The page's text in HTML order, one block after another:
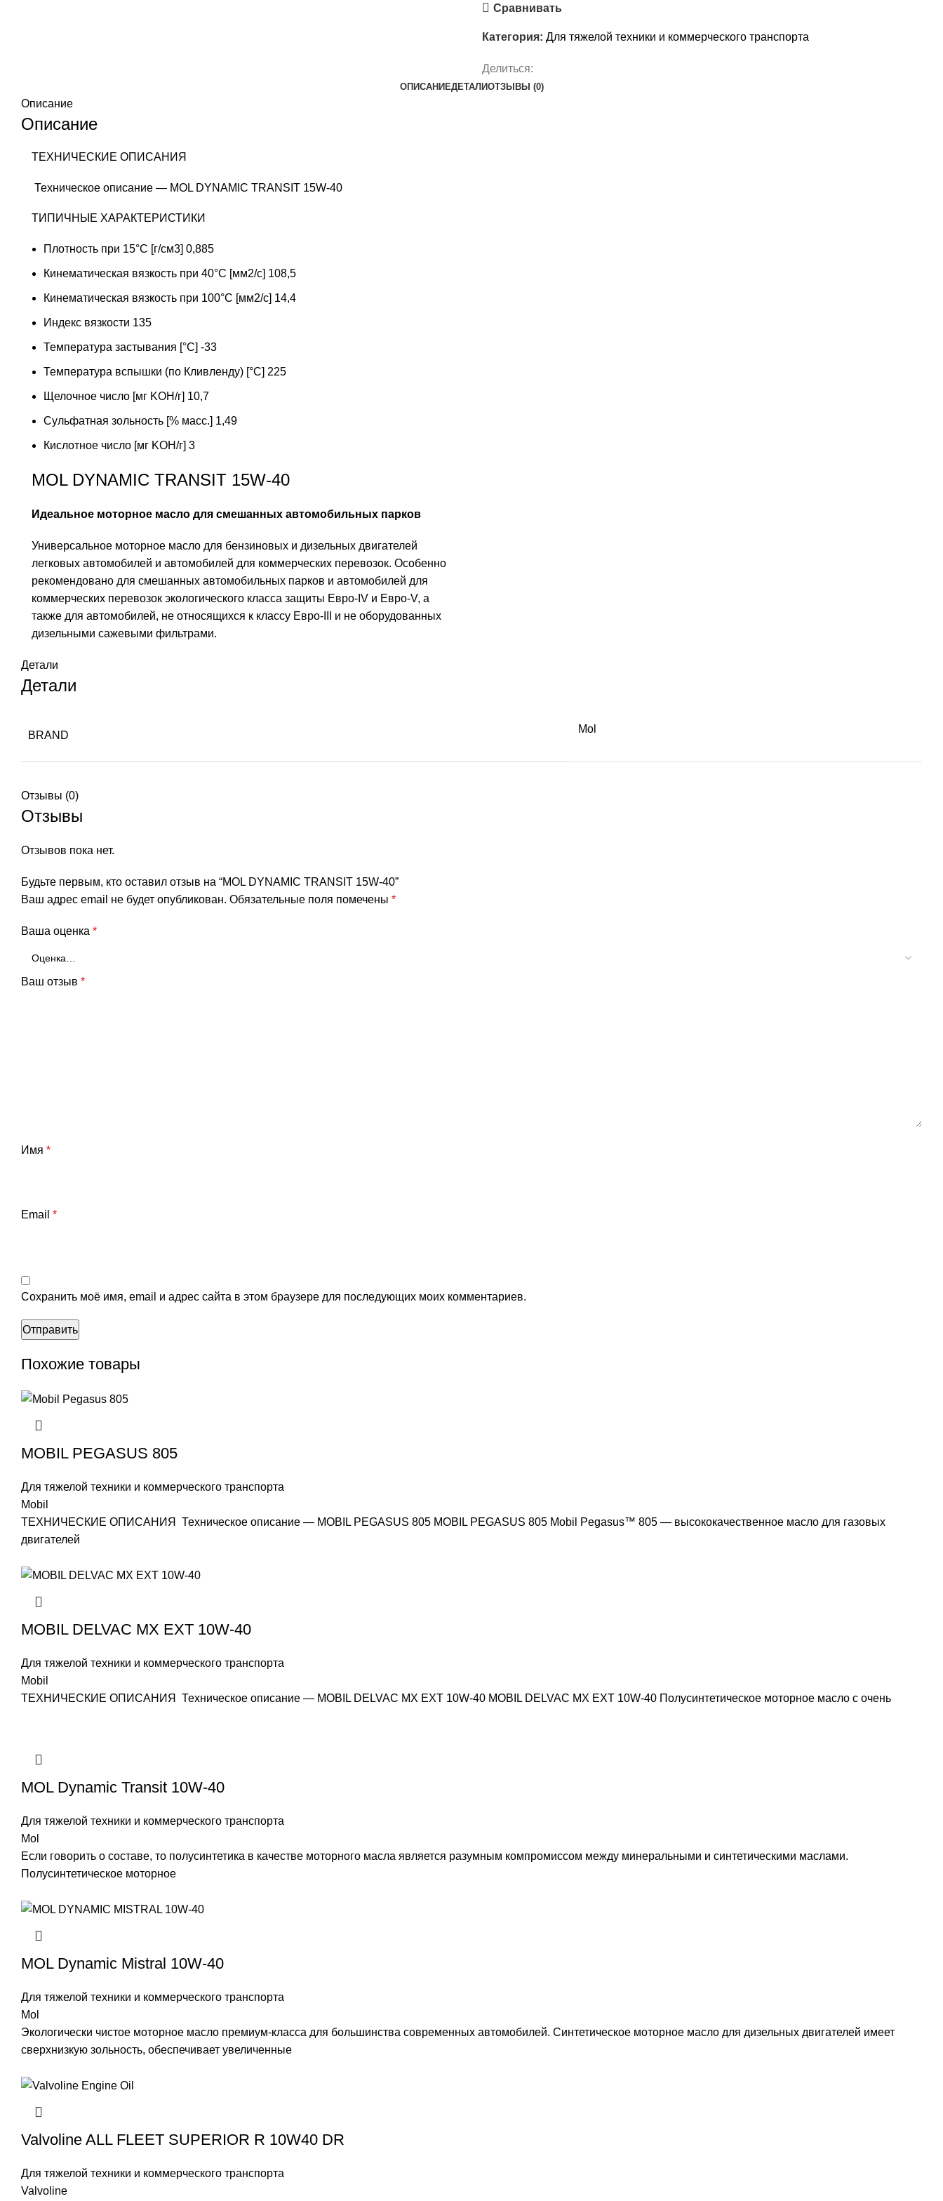
Сравнивать
Категория: Для тяжелой техники и коммерческого транспорта
Делиться:
ОПИСАНИЕДЕТАЛИОТЗЫВЫ (0)
Описание
Описание
ТЕХНИЧЕСКИЕ ОПИСАНИЯ
Техническое описание — MOL DYNAMIC TRANSIT 15W-40
ТИПИЧНЫЕ ХАРАКТЕРИСТИКИ
Плотность при 15°C [г/cм3] 0,885
Кинематическая вязкость при 40°C [мм2/с] 108,5
Кинематическая вязкость при 100°C [мм2/с] 14,4
Индекс вязкости 135
Температура застывания [°C] -33
Температура вспышки (по Кливленду) [°C] 225
Щелочное число [мг KOH/г] 10,7
Сульфатная зольность [% масс.] 1,49
Кислотное число [мг KOH/г] 3
MOL DYNAMIC TRANSIT 15W-40
Идеальное моторное масло для смешанных автомобильных парков
Универсальное моторное масло для бензиновых и дизельных двигателей
легковых автомобилей и автомобилей для коммерческих перевозок. Особенно
рекомендовано для смешанных автомобильных парков и автомобилей для
коммерческих перевозок экологического класса защиты Евро-IV и Евро-V, а
также для автомобилей, не относящихся к классу Евро-III и не оборудованных
дизельными сажевыми фильтрами.
Детали
Детали
BRAND
Mol
Отзывы (0)
Отзывы
Отзывов пока нет.
Будьте первым, кто оставил отзыв на “MOL DYNAMIC TRANSIT 15W-40”
Ваш адрес email не будет опубликован. Обязательные поля помечены *
Ваша оценка *
Ваш отзыв *
Имя *
Email *
Сохранить моё имя, email и адрес сайта в этом браузере для последующих моих комментариев.
Похожие товары
MOBIL PEGASUS 805
Для тяжелой техники и коммерческого транспорта
Mobil
ТЕХНИЧЕСКИЕ ОПИСАНИЯ Техническое описание — MOBIL PEGASUS 805 MOBIL PEGASUS 805 Mobil Pegasus™ 805 — высококачественное масло для газовых
двигателей
MOBIL DELVAC MX EXT 10W-40
Для тяжелой техники и коммерческого транспорта
Mobil
ТЕХНИЧЕСКИЕ ОПИСАНИЯ Техническое описание — MOBIL DELVAC MX EXT 10W-40 MOBIL DELVAC MX EXT 10W-40 Полусинтетическое моторное масло с очень
MOL Dynamic Transit 10W-40
Для тяжелой техники и коммерческого транспорта
Mol
Если говорить о составе, то полусинтетика в качестве моторного масла является разумным компромиссом между минеральными и синтетическими маслами.
Полусинтетическое моторное
MOL Dynamic Mistral 10W-40
Для тяжелой техники и коммерческого транспорта
Mol
Экологически чистое моторное масло премиум-класса для большинства современных автомобилей. Синтетическое моторное масло для дизельных двигателей имеет
сверхнизкую зольность, обеспечивает увеличенные
Valvoline ALL FLEET SUPERIOR R 10W40 DR
Для тяжелой техники и коммерческого транспорта
Valvoline